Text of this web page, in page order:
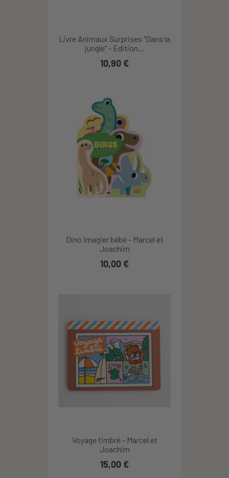
Livre Animaux Surprises "Dans la
jungle" - Edition...
10,90 €
Dino Imagier bébé - Marcel et
Joachim
10,00 €
Voyage timbré - Marcel et
Joachim
15,00 €